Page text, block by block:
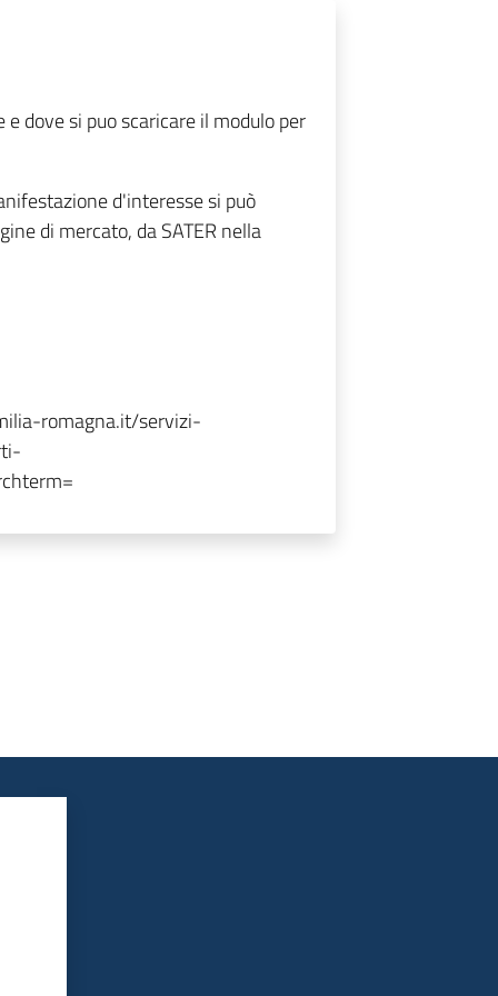
dove si puo scaricare il modulo per
d'interesse si può
di mercato, da SATER nella
romagna.it/servizi-